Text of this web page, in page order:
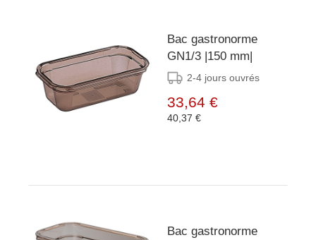
Bac gastronorme
GN1/3 |150 mm|
2-4 jours ouvrés
33,64 €
40,37 €
Bac gastronorme